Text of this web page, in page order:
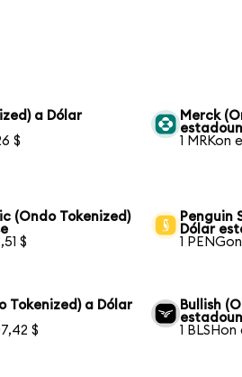
a Dólar
$
Merck
1 MRKon
(Ondo Tokenized)
$
Penguin
Dólar
1
Tokenized) a Dólar
$
Bullish
1